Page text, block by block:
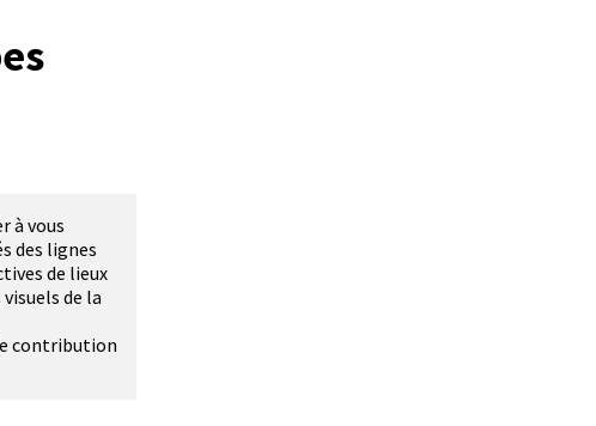
à vous
des lignes
de lieux
de la
contribution